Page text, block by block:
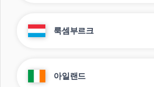
룩셈부르크
아일랜드